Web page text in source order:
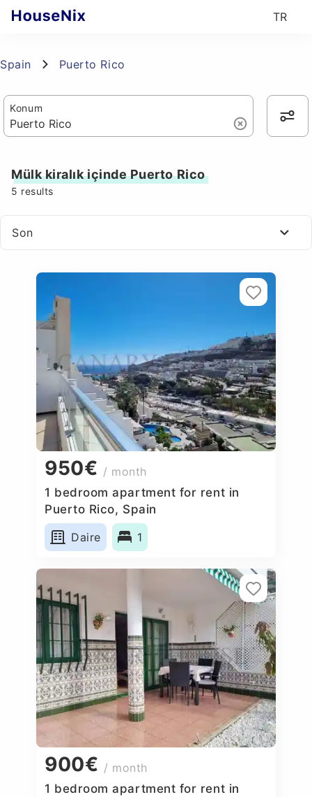
TR
Spain Puerto Rico
Konum
Mülk kiralık içinde Puerto Rico
5 results
Son
950€ / month
1 bedroom apartment for rent in
Puerto Rico, Spain
Daire
1
900€ / month
1 bedroom apartment for rent in